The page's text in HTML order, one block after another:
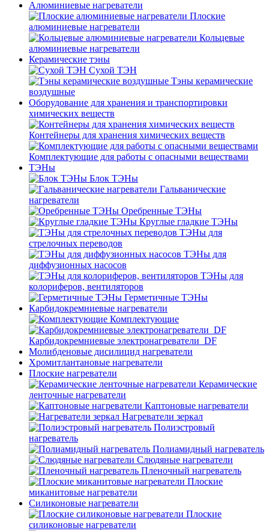
Алюминиевые нагреватели
Плоские
алюминиевые нагреватели
Кольцевые
алюминиевые нагреватели
Керамические тэны
Сухой ТЭН
Тэны керамические
воздушные
Оборудование для хранения и транспортировки
химических веществ
Контейнеры для хранения химических веществ
Комплектующие для работы с опасными веществами
ТЭНы
Блок ТЭНы
Гальванические
нагреватели
Оребренные ТЭНы
Круглые гладкие ТЭНы
ТЭНы для
стрелочных переводов
ТЭНы для
диффузионных насосов
ТЭНы для
колориферов, вентиляторов
Герметичные ТЭНы
Карбидокремниевые нагреватели
Комплектующие
Карбидокремниевые электронагреватели_DF
Молибденовые дисилицид нагреватели
Хромитлантановые нагреватели
Плоские нагреватели
Керамические
ленточные нагреватели
Каптоновые нагреватели
Нагреватели зеркал
Полиэстровый
нагреватель
Полиамидный нагреватель
Слюдяные нагреватели
Пленочный нагреватель
Плоские
миканитовые нагреватели
Силиконовые нагреватели
Плоские
силиконовые нагреватели